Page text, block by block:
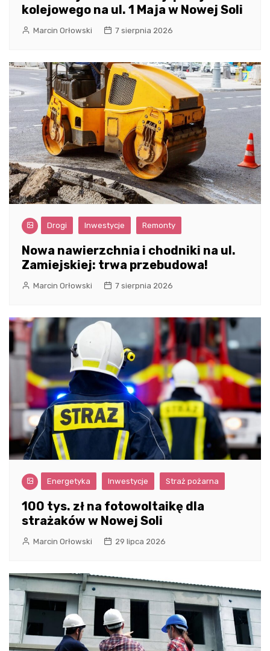
kolejowego na ul. 1 Maja w Nowej Soli
Marcin Orłowski 7 sierpnia 2026
Drogi Inwestycje Remonty
Nowa nawierzchnia i chodniki na ul.
Zamiejskiej: trwa przebudowa!
Marcin Orłowski 7 sierpnia 2026
Energetyka Inwestycje Straż pożarna
100 tys. zł na fotowoltaikę dla
strażaków w Nowej Soli
Marcin Orłowski 29 lipca 2026